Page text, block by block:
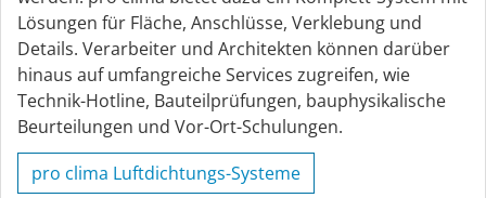
Lösungen für Fläche, Anschlüsse, Verklebung und
Details. Verarbeiter und Architekten können darüber
hinaus auf umfangreiche Services zugreifen, wie
Technik-Hotline, Bauteilprüfungen, bauphysikalische
Beurteilungen und Vor-Ort-Schulungen.
pro clima Luftdichtungs-Systeme